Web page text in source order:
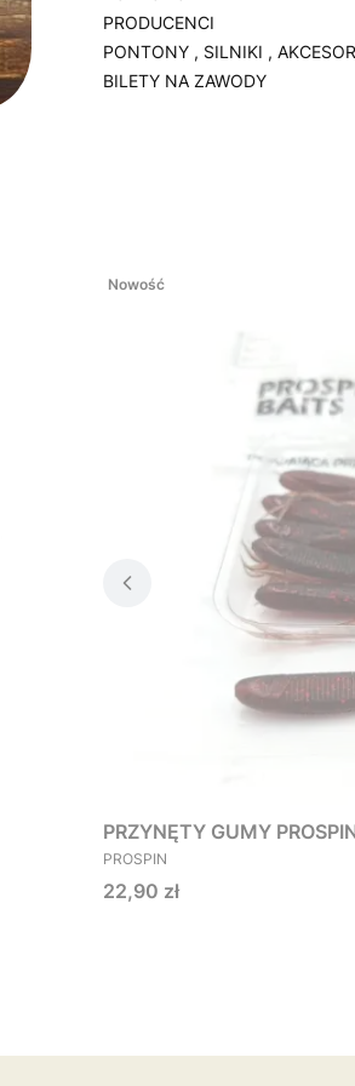
PRODUCENCI
PONTONY , SILNIKI ,
BILETY NA ZAWODY
Nowość
PRZYNĘTY GUMY
PRODUCENT
PROSPIN
Cena
22,90 zł